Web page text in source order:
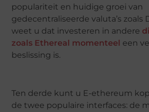
populariteit en huidige groei van
gedecentraliseerde valuta’s zoals
weet u dat investeren in andere
zoals Ethereal momenteel een
beslissing is.
Ten derde kunt u E-ethereum
de twee populaire interfaces: de